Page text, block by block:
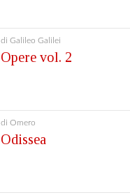
di Galileo Galilei
Opere vol. 2
di Omero
Odissea